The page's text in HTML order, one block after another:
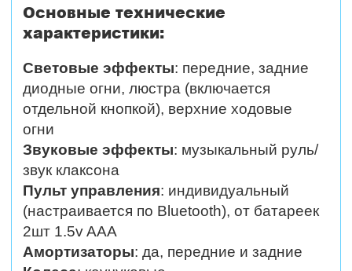
Основные технические
характеристики:
Световые эффекты: передние, задние
диодные огни, люстра (включается
отдельной кнопкой), верхние ходовые
огни
Звуковые эффекты: музыкальный руль/
звук клаксона
Пульт управления: индивидуальный
(настраивается по Bluetooth), от батареек
2шт 1.5v AAA
Амортизаторы: да, передние и задние